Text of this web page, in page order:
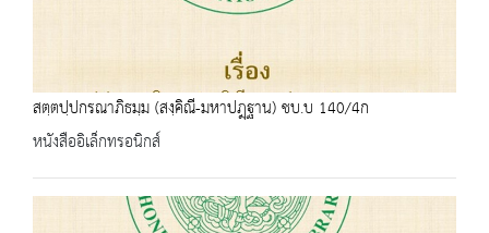
สตฺตปฺปกรณาภิธมฺม (สงฺคิณี-มหาปฎฺฐาน) ชบ.บ 140/4ก
หนังสืออิเล็กทรอนิกส์